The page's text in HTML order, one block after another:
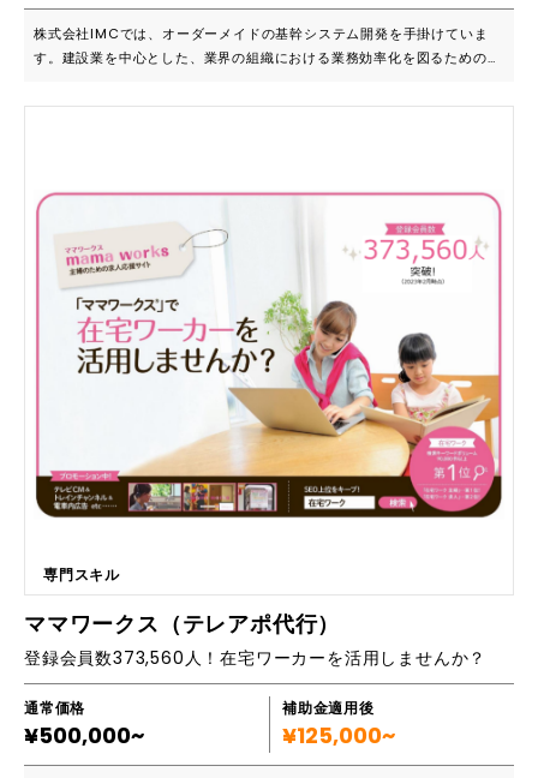
成してきました。このノウハウはあらゆる業種で応用できるため、さまざ
まな業界のメディアで取り上げられています。 ■主要機能一覧 ・外観デ
株式会社IMCでは、オーダーメイドの基幹システム開発を手掛けていま
す。建設業を中心とした、業界の組織における業務効率化を図るためのシ
ものだけでなく、財務管理やマーケティング戦略の作成、さらには販売管
化したい 株式会社IMCでは、多彩なバックオフィス業務にも対応し、労
務管理や人事管理、スケジュール管理といった業務もシステムに拡張でき
ます。広告宣伝の戦略を考えられる支援機能の実装も可能です。 ■主要機
能一覧 ・販売管理 ・顧客管理 ・財務管理 ・在庫管理 ・マーケティング
戦略 ・販売管理 ・会計管理 ・顧客管理 ・財務管理 ・在庫管理 ・労務管
理 ・人事管理 ・予約管理 ・広告宣伝 など
専門スキル
ママワークス（テレアポ代行）
登録会員数373,560人！在宅ワーカーを活用しませんか？
通常価格
¥500,000~
補助金適用後
¥125,000~